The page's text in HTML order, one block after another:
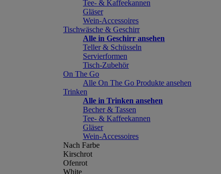
Tee- & Kaffeekannen
Gläser
Wein-Accessoires
Tischwäsche & Geschirr
Alle in Geschirr ansehen
Teller & Schüsseln
Servierformen
Tisch-Zubehör
On The Go
Alle On The Go Produkte ansehen
Trinken
Alle in Trinken ansehen
Becher & Tassen
Tee- & Kaffeekannen
Gläser
Wein-Accessoires
Nach Farbe
Kirschrot
Ofenrot
White